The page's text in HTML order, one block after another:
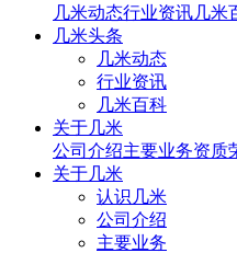
几米动态行业资讯几米
几米头条
几米动态
行业资讯
几米百科
关于几米
公司介绍主要业务资质
关于几米
认识几米
公司介绍
主要业务